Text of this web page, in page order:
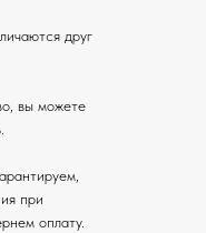
друг
вы можете
при
оплату.